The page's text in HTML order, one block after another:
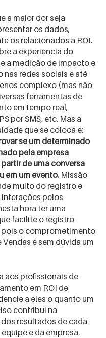
a maior dor seja
os dados,
os relacionados a ROI.
a experiência do
a medição de impacto e
nas redes sociais é até
complexo (mas não
ferramentas de
em tempo real,
por SMS, etc. Mas a
que se coloca é:
se um determinado
pela empresa
de uma conversa
em um evento. Missão
muito do registro e
pelos
hora ter uma
facilite o registro
o comprometimento
Vendas é sem dúvida um
aos profissionais de
em ROI de
a eles o quanto um
contribui na
resultados de cada
e da empresa.